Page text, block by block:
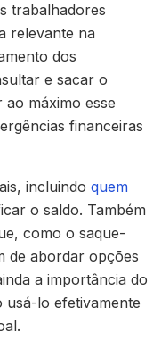
trabalhadores
relevante na
dos
e sacar o
ao máximo esse
financeiras
incluindo quem
o saldo. Também
como o saque-
de abordar opções
a importância do
lo efetivamente